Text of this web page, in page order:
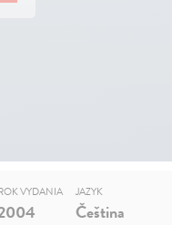
VYDANIA JAZYK
Čeština